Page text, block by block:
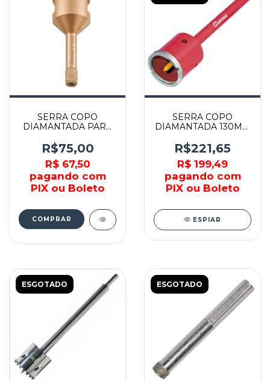
SERRA COPO
DIAMANTADA PARA
61868 - MAKITA
R$75,00
R$ 67,50
pagando com
PIX ou Boleto
SERRA COPO
DIAMANTADA 130MM
CORTAG
R$221,65
R$ 199,49
pagando com
PIX ou Boleto
ESPIAR
ESGOTADO ESGOTADO